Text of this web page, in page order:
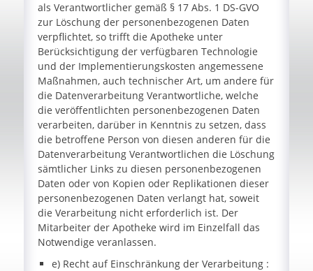
als Verantwortlicher gemäß § 17 Abs. 1 DS-GVO
zur Löschung der personenbezogenen Daten
verpflichtet, so trifft die Apotheke unter
Berücksichtigung der verfügbaren Technologie
und der Implementierungskosten angemessene
Maßnahmen, auch technischer Art, um andere für
die Datenverarbeitung Verantwortliche, welche
die veröffentlichten personenbezogenen Daten
verarbeiten, darüber in Kenntnis zu setzen, dass
die betroffene Person von diesen anderen für die
Datenverarbeitung Verantwortlichen die Löschung
sämtlicher Links zu diesen personenbezogenen
Daten oder von Kopien oder Replikationen dieser
personenbezogenen Daten verlangt hat, soweit
die Verarbeitung nicht erforderlich ist. Der
Mitarbeiter der Apotheke wird im Einzelfall das
Notwendige veranlassen.
e) Recht auf Einschränkung der Verarbeitung :